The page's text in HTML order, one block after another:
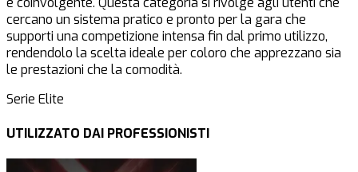
cercano un sistema pratico e pronto per la gara che
supporti una competizione intensa fin dal primo utilizzo,
rendendolo la scelta ideale per coloro che apprezzano sia
le prestazioni che la comodità.
Serie Elite
UTILIZZATO DAI PROFESSIONISTI